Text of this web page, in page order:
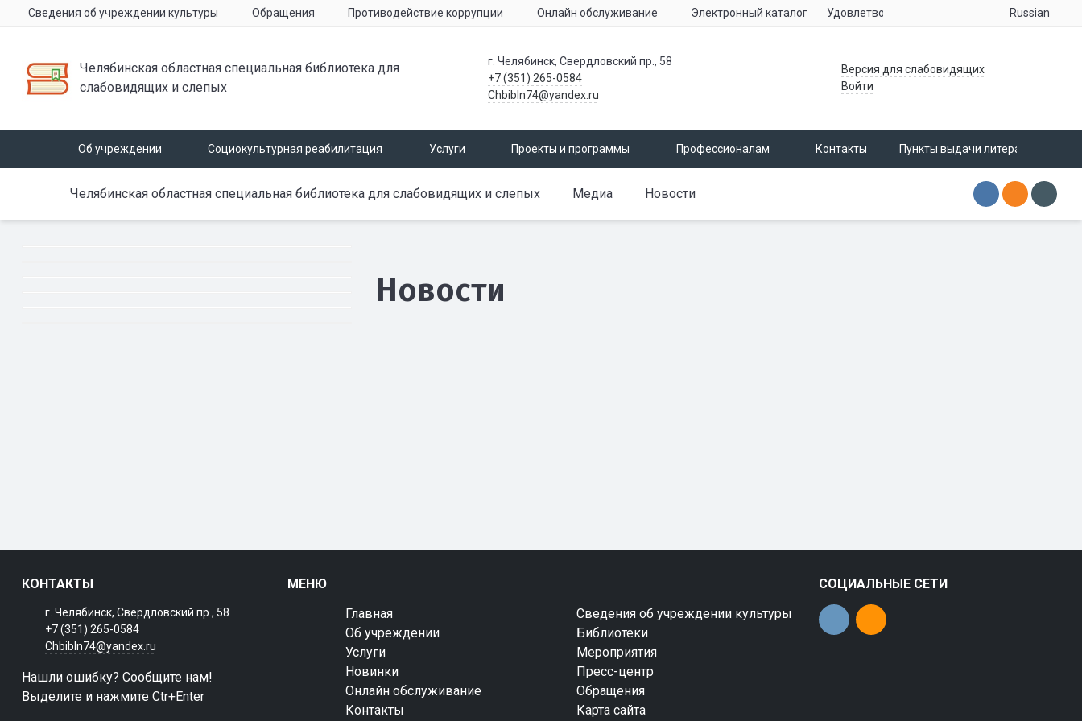
Сведения об учреждении культуры Обращения Противодействие коррупции Онлайн обслуживание Электронный каталог Удовлетворенность населения услугами
Russian
Челябинская областная специальная библиотека для
слабовидящих и слепых
г. Челябинск, Свердловский пр., 58
+7 (351) 265-0584
Chbibln74@yandex.ru
Версия для слабовидящих
Войти
Об учреждении Социокультурная реабилитация Услуги Проекты и программы Профессионалам Контакты Пункты выдачи литературы
Челябинская областная специальная библиотека для слабовидящих и слепых Медиа Новости
Новости
КОНТАКТЫ
г. Челябинск, Свердловский пр., 58
+7 (351) 265-0584
Chbibln74@yandex.ru
Нашли ошибку? Сообщите нам!
Выделите и нажмите Ctr+Enter
МЕНЮ
Главная
Сведения об учреждении культуры
Об учреждении
Библиотеки
Услуги
Мероприятия
Новинки
Пресс-центр
Онлайн обслуживание
Обращения
Контакты
Карта сайта
СОЦИАЛЬНЫЕ СЕТИ